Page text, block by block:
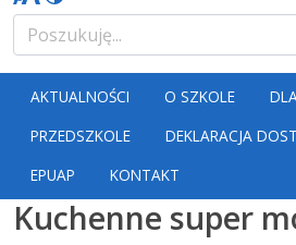
AKTUALNOŚCI O SZKOLE
PRZEDSZKOLE
DEKLARACJA
EPUAP
KONTAKT
Kuchenne super